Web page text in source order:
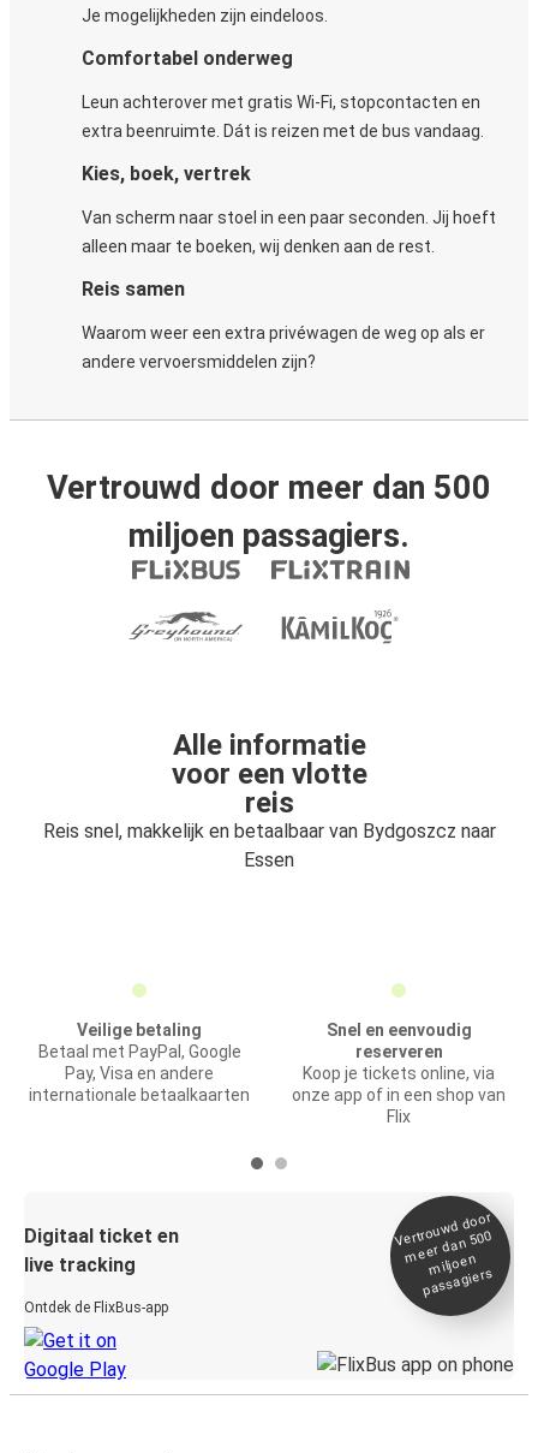
Je mogelijkheden zijn eindeloos.
Comfortabel onderweg
Leun achterover met gratis Wi-Fi, stopcontacten en
extra beenruimte. Dát is reizen met de bus vandaag.
Kies, boek, vertrek
Van scherm naar stoel in een paar seconden. Jij hoeft
alleen maar te boeken, wij denken aan de rest.
Reis samen
Waarom weer een extra privéwagen de weg op als er
andere vervoersmiddelen zijn?
Vertrouwd door meer dan 500
miljoen passagiers.
Alle informatie
voor een vlotte
reis
Reis snel, makkelijk en betaalbaar van Bydgoszcz naar
Essen
Veilige betaling
Betaal met PayPal, Google
Pay, Visa en andere
internationale betaalkaarten
Snel en eenvoudig
reserveren
Koop je tickets online, via
onze app of in een shop van
Flix
Digitaal ticket en
live tracking
Ontdek de FlixBus-app
Vertrou
wd door
meer dan 500
miljoen
passagiers